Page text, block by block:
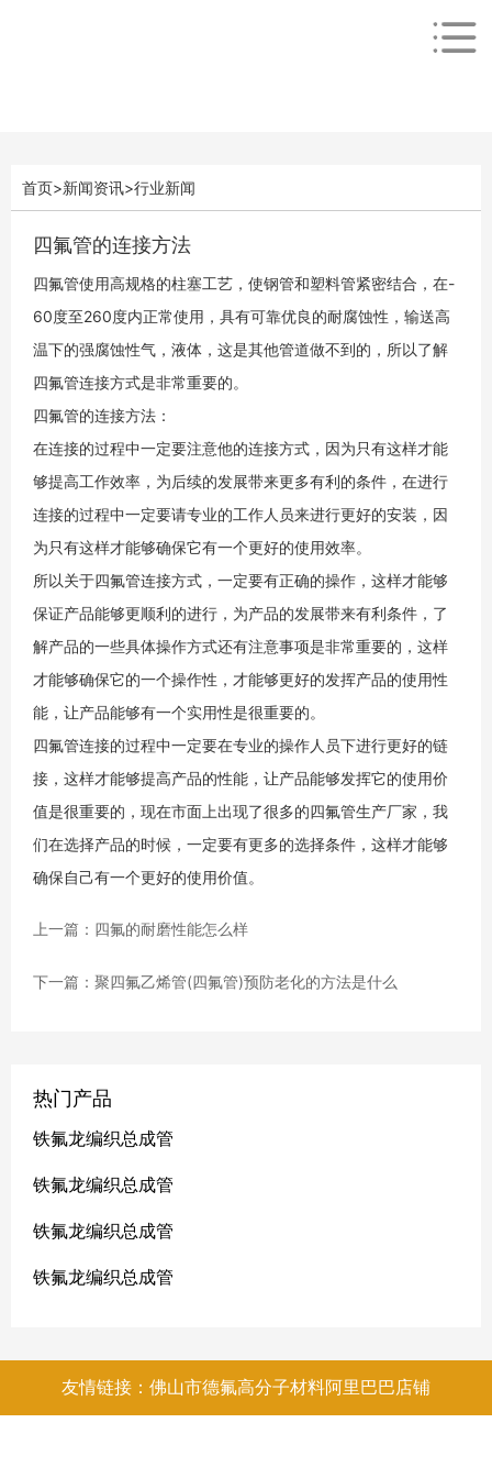
首页>新闻资讯>行业新闻
四氟管的连接方法
四氟管使用高规格的柱塞工艺，使钢管和塑料管紧密结合，在-
60度至260度内正常使用，具有可靠优良的耐腐蚀性，输送高
温下的强腐蚀性气，液体，这是其他管道做不到的，所以了解
四氟管连接方式是非常重要的。
四氟管的连接方法：
在连接的过程中一定要注意他的连接方式，因为只有这样才能
够提高工作效率，为后续的发展带来更多有利的条件，在进行
连接的过程中一定要请专业的工作人员来进行更好的安装，因
为只有这样才能够确保它有一个更好的使用效率。
所以关于四氟管连接方式，一定要有正确的操作，这样才能够
保证产品能够更顺利的进行，为产品的发展带来有利条件，了
解产品的一些具体操作方式还有注意事项是非常重要的，这样
才能够确保它的一个操作性，才能够更好的发挥产品的使用性
能，让产品能够有一个实用性是很重要的。
四氟管连接的过程中一定要在专业的操作人员下进行更好的链
接，这样才能够提高产品的性能，让产品能够发挥它的使用价
值是很重要的，现在市面上出现了很多的四氟管生产厂家，我
们在选择产品的时候，一定要有更多的选择条件，这样才能够
确保自己有一个更好的使用价值。
上一篇：四氟的耐磨性能怎么样
下一篇：聚四氟乙烯管(四氟管)预防老化的方法是什么
热门产品
铁氟龙编织总成管
铁氟龙编织总成管
铁氟龙编织总成管
铁氟龙编织总成管
友情链接：佛山市德氟高分子材料阿里巴巴店铺